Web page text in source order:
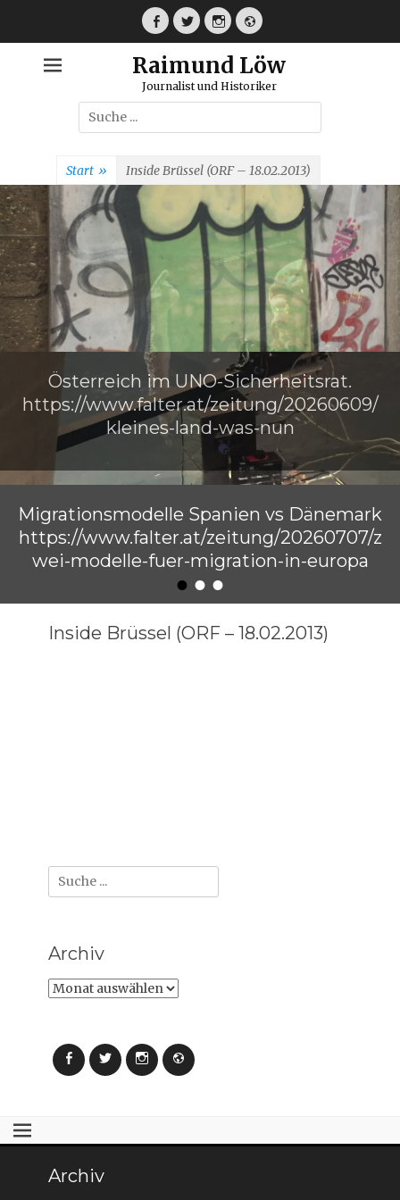
Facebook
TwitterInstagramWebseite
Raimund Löw
Journalist und Historiker
Suche
nach:
Start » Inside Brüssel (ORF – 18.02.2013)
•••
Österreich im UNO-Sicherheitsrat.
https://www.falter.at/zeitung/20260609/
kleines-land-was-nun
Veröffentlicht am Raimund Löw
Migrationsmodelle Spanien vs Dänemark
https://www.falter.at/zeitung/20260707/z
wei-modelle-fuer-migration-in-europa
Raimund Löw
Inside Brüssel (ORF – 18.02.2013)
Suche
nach:
Archiv
Archiv
FacebookTwitter InstagramWebseite
Archiv